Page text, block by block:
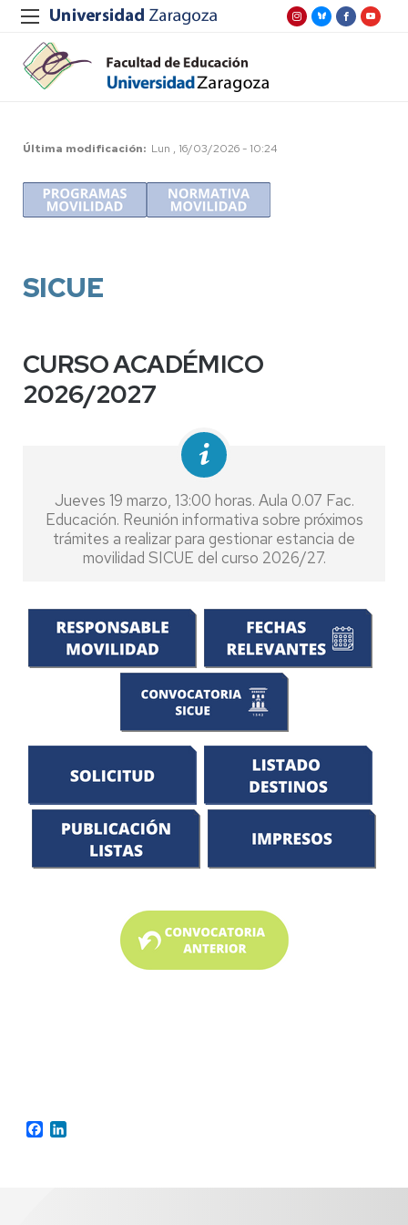
Última modificación Lun , 16/03/2026 - 10:24
SICUE
CURSO ACADÉMICO
2026/2027
Jueves 19 marzo, 13:00 horas. Aula 0.07 Fac.
Educación. Reunión informativa sobre próximos
trámites a realizar para gestionar estancia de
movilidad SICUE del curso 2026/27.
Facebook